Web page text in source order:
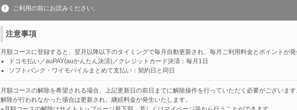
ご利用の前にお読みください。
注意事項
月額コースに登録すると、翌月以降以下のタイミングで毎月自動更新され、毎月ご利用料金とポイントが発
ドコモ払い／auPAY(auかんたん決済)／クレジットカード決済：毎月1日
ソフトバンク・ワイモバイルまとめて支払い：契約日と同日
月額コースの解除を希望される場合、上記更新日の前日までに解除操作を行っていただく必要がございます
解除が行われなかった場合は更新され、継続料金が発生いたします。